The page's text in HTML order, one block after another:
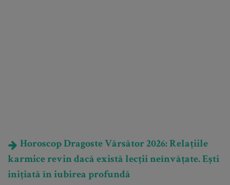
Horoscop Dragoste Vărsător 2026: Relațiile
karmice revin dacă există lecții neînvățate. Ești
inițiată în iubirea profundă